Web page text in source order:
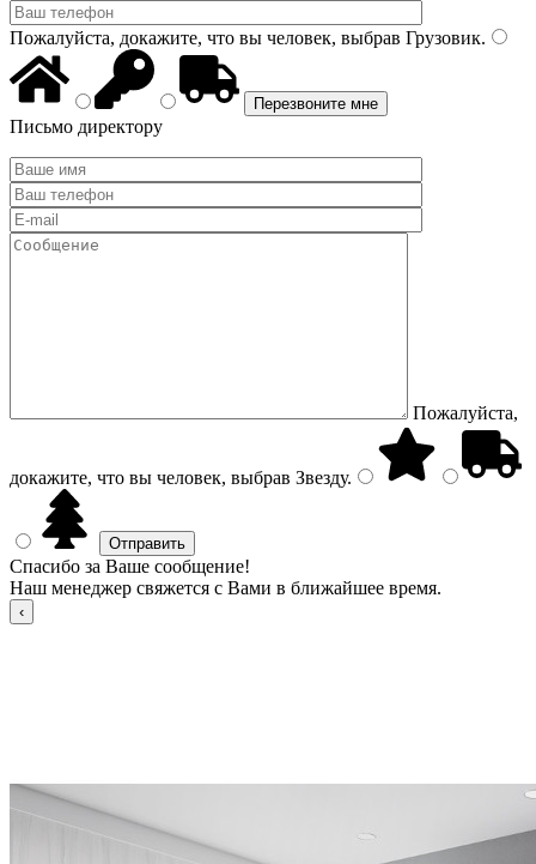
Пожалуйста, докажите, что вы человек, выбрав Грузовик.
Письмо директору
Пожалуйста,
докажите, что вы человек, выбрав Звезду.
Спасибо за Ваше сообщение!
Наш менеджер свяжется с Вами в ближайшее время.